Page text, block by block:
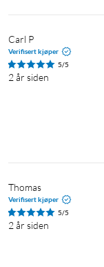
Carl P
Verifisert kjøper
5/5
2 år siden
Thomas
Verifisert kjøper
5/5
2 år siden